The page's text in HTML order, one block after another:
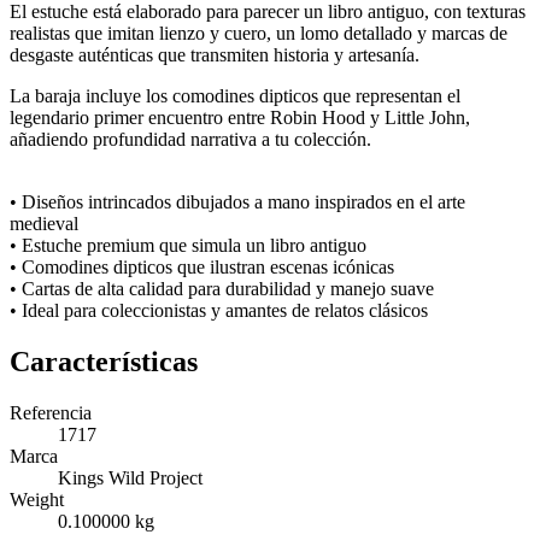
El estuche está elaborado para parecer un libro antiguo, con texturas
realistas que imitan lienzo y cuero, un lomo detallado y marcas de
desgaste auténticas que transmiten historia y artesanía.
La baraja incluye los comodines dipticos que representan el
legendario primer encuentro entre Robin Hood y Little John,
añadiendo profundidad narrativa a tu colección.
• Diseños intrincados dibujados a mano inspirados en el arte
medieval
• Estuche premium que simula un libro antiguo
• Comodines dipticos que ilustran escenas icónicas
• Cartas de alta calidad para durabilidad y manejo suave
• Ideal para coleccionistas y amantes de relatos clásicos
Características
Referencia
1717
Marca
Kings Wild Project
Weight
0.100000 kg